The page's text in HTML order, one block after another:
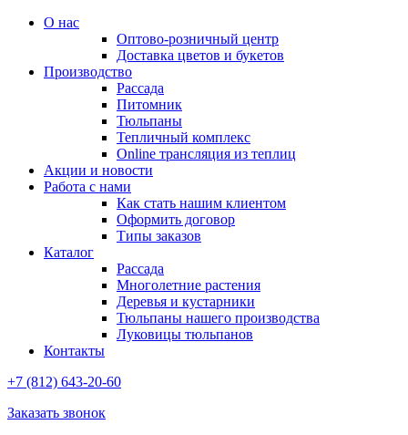
О нас
Оптово-розничный центр
Доставка цветов и букетов
Производство
Рассада
Питомник
Тюльпаны
Тепличный комплекс
Online трансляция из теплиц
Акции и новости
Работа с нами
Как стать нашим клиентом
Оформить договор
Типы заказов
Каталог
Рассада
Многолетние растения
Деревья и кустарники
Тюльпаны нашего производства
Луковицы тюльпанов
Контакты
+7 (812) 643-20-60
Заказать звонок